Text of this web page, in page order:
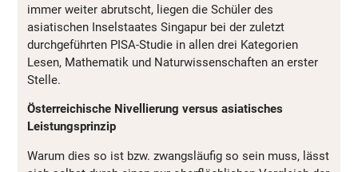
immer weiter abrutscht, liegen die Schüler des
asiatischen Inselstaates Singapur bei der zuletzt
durchgeführten PISA-Studie in allen drei Kategorien
Lesen, Mathematik und Naturwissenschaften an erster
Stelle.
Österreichische Nivellierung versus asiatisches
Leistungsprinzip
Warum dies so ist bzw. zwangsläufig so sein muss, lässt